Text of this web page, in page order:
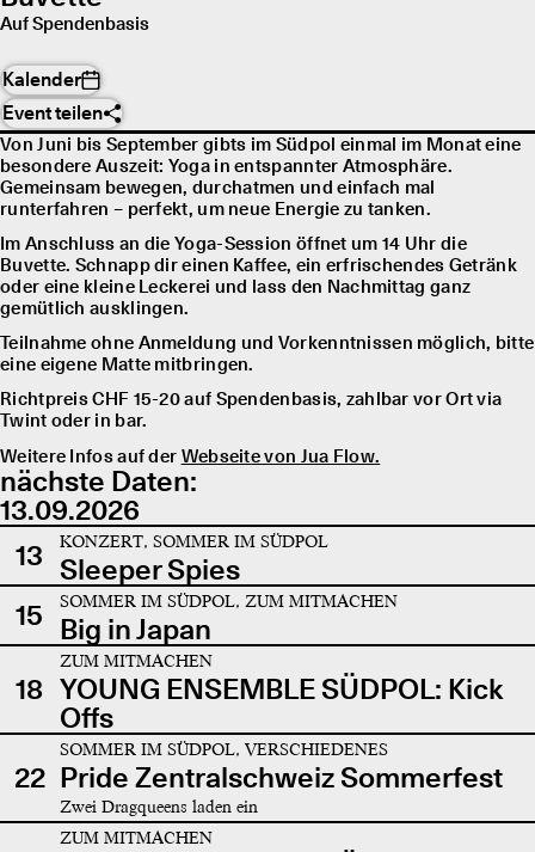
Auf Spendenbasis
Kalender
Event teilen
Von Juni bis September gibts im Südpol einmal im Monat eine
besondere Auszeit: Yoga in entspannter Atmosphäre.
Gemeinsam bewegen, durchatmen und einfach mal
runterfahren – perfekt, um neue Energie zu tanken.
Im Anschluss an die Yoga-Session öffnet um 14 Uhr die
Buvette. Schnapp dir einen Kaffee, ein erfrischendes Getränk
oder eine kleine Leckerei und lass den Nachmittag ganz
gemütlich ausklingen.
Teilnahme ohne Anmeldung und Vorkenntnissen möglich, bitte
eine eigene Matte mitbringen.
Richtpreis CHF 15-20 auf Spendenbasis, zahlbar vor Ort via
Twint oder in bar.
Weitere Infos auf der Webseite von Jua Flow.
nächste Daten:
13.09.2026
13
KONZERT, SOMMER IM SÜDPOL
Sleeper Spies
15
SOMMER IM SÜDPOL, ZUM MITMACHEN
Big in Japan
18
ZUM MITMACHEN
YOUNG ENSEMBLE SÜDPOL: Kick
Offs
22
SOMMER IM SÜDPOL, VERSCHIEDENES
Pride Zentralschweiz Sommerfest
Zwei Dragqueens laden ein
ZUM MITMACHEN